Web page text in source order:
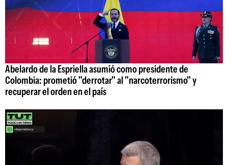
Abelardo de la Espriella asumió como presidente de
Colombia: prometió "derrotar" al "narcoterrorismo" y
recuperar el orden en el país